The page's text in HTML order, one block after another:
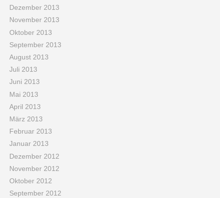
Dezember 2013
November 2013
Oktober 2013
September 2013
August 2013
Juli 2013
Juni 2013
Mai 2013
April 2013
März 2013
Februar 2013
Januar 2013
Dezember 2012
November 2012
Oktober 2012
September 2012